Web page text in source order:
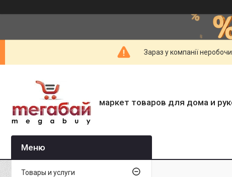
Зараз у компанії
маркет товаров для дома и
Товары и услуги